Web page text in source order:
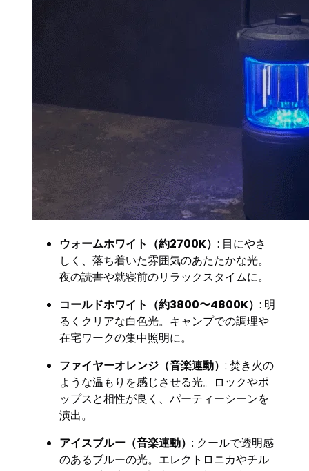
ウォームホワイト（約2700K）: 目にやさ
しく、落ち着いた雰囲気のあたたかな光。
夜の読書や就寝前のリラックスタイムに。
コールドホワイト（約3800〜4800K）: 明
るくクリアな白色光。キャンプでの調理や
在宅ワークの集中照明に。
ファイヤーオレンジ（音楽連動）: 焚き火の
ような温もりを感じさせる光。ロックやポ
ップスと相性が良く、パーティーシーンを
演出。
アイスブルー（音楽連動）: クールで透明感
のあるブルーの光。エレクトロニカやチル